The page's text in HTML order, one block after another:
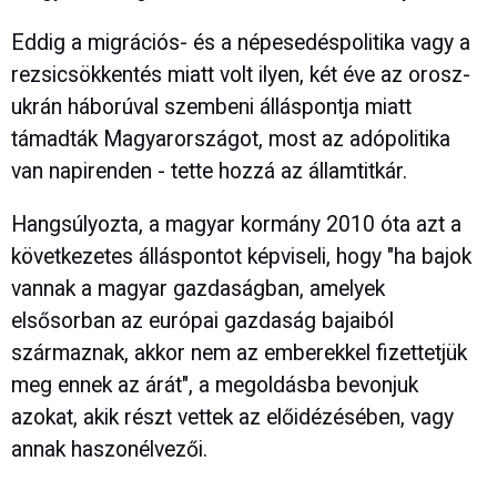
Eddig a migrációs- és a népesedéspolitika vagy a
rezsicsökkentés miatt volt ilyen, két éve az orosz-
ukrán háborúval szembeni álláspontja miatt
támadták Magyarországot, most az adópolitika
van napirenden - tette hozzá az államtitkár.
Hangsúlyozta, a magyar kormány 2010 óta azt a
következetes álláspontot képviseli, hogy "ha bajok
vannak a magyar gazdaságban, amelyek
elsősorban az európai gazdaság bajaiból
származnak, akkor nem az emberekkel fizettetjük
meg ennek az árát", a megoldásba bevonjuk
azokat, akik részt vettek az előidézésében, vagy
annak haszonélvezői.